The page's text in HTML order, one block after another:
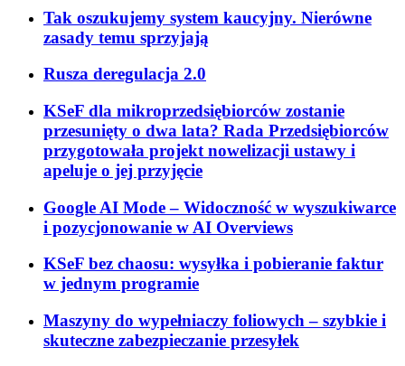
Tak oszukujemy system kaucyjny. Nierówne
zasady temu sprzyjają
Rusza deregulacja 2.0
KSeF dla mikroprzedsiębiorców zostanie
przesunięty o dwa lata? Rada Przedsiębiorców
przygotowała projekt nowelizacji ustawy i
apeluje o jej przyjęcie
Google AI Mode – Widoczność w wyszukiwarce
i pozycjonowanie w AI Overviews
KSeF bez chaosu: wysyłka i pobieranie faktur
w jednym programie
Maszyny do wypełniaczy foliowych – szybkie i
skuteczne zabezpieczanie przesyłek